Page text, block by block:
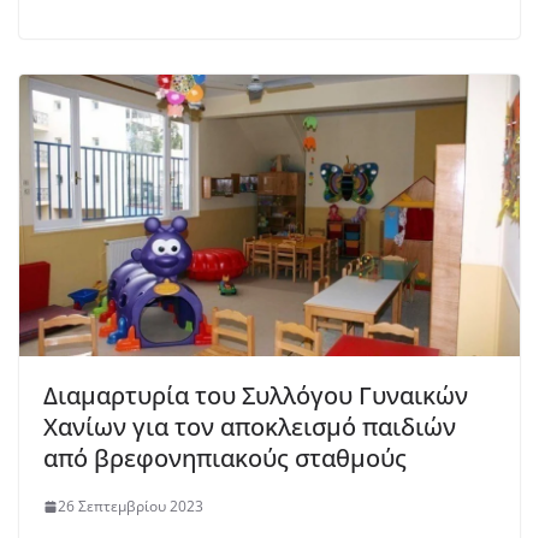
Διαμαρτυρία του Συλλόγου Γυναικών
Χανίων για τον αποκλεισμό παιδιών
από βρεφονηπιακούς σταθμούς
26 Σεπτεμβρίου 2023